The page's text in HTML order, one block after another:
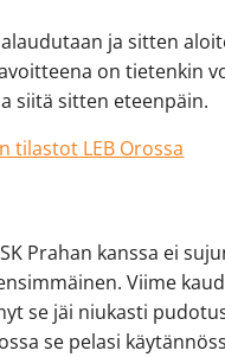
ja sitten
on tietenkin
siitä sitten eteenpäin.
tilastot LEB Orossa
Prahan kanssa ei
Viime
se jäi niukasti
se pelasi